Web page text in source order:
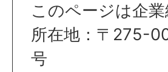
このページは企
所在地：〒275-
号